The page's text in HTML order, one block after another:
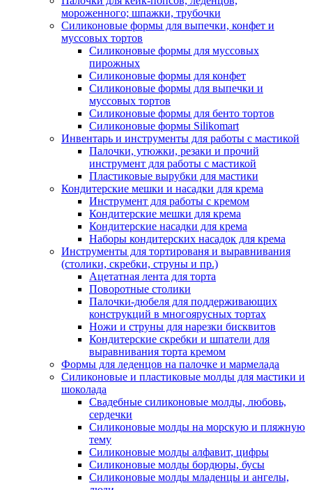
мороженного; шпажки, трубочки
Силиконовые формы для выпечки, конфет и
муссовых тортов
Силиконовые формы для муссовых
пирожных
Силиконовые формы для конфет
Силиконовые формы для выпечки и
муссовых тортов
Силиконовые формы для бенто тортов
Силиконовые формы Silikomart
Инвентарь и инструменты для работы с мастикой
Палочки, утюжки, резаки и прочий
инструмент для работы с мастикой
Пластиковые вырубки для мастики
Кондитерские мешки и насадки для крема
Инструмент для работы с кремом
Кондитерские мешки для крема
Кондитерские насадки для крема
Наборы кондитерских насадок для крема
Инструменты для тортированя и выравнивания
(столики, скребки, струны и пр.)
Ацетатная лента для торта
Поворотные столики
Палочки-дюбеля для поддерживающих
конструкций в многоярусных тортах
Ножи и струны для нарезки бисквитов
Кондитерские скребки и шпатели для
выравнивания торта кремом
Формы для леденцов на палочке и мармелада
Силиконовые и пластиковые молды для мастики и
шоколада
Свадебные силиконовые молды, любовь,
сердечки
Силиконовые молды на морскую и пляжную
тему
Силиконовые молды алфавит, цифры
Силиконовые молды бордюры, бусы
Силиконовые молды младенцы и ангелы,